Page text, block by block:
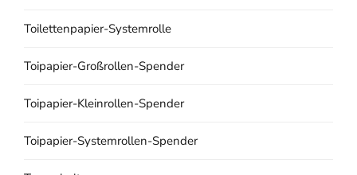
Toilettenpapier-Systemrolle
Toipapier-Großrollen-Spender
Toipapier-Kleinrollen-Spender
Toipapier-Systemrollen-Spender